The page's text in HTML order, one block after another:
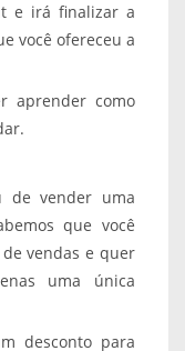
e irá finalizar a
você ofereceu a
aprender como
de vender uma
que você
vendas e quer
uma única
desconto para